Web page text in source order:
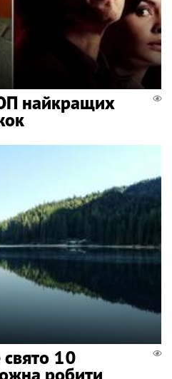
найкращих
10
робити